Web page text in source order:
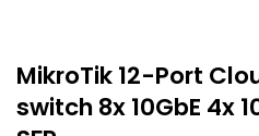
MikroTik 12-Port
switch 8x 10GbE 4x